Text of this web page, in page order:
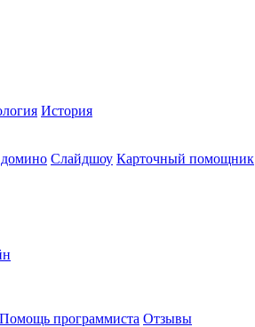
История
Слайдшоу Карточный помощник
Помощь программиста Отзывы